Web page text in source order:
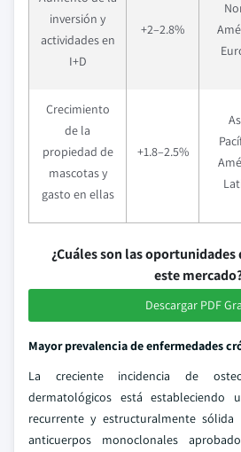
inversión y
actividades en
I+D
+2–2.8%
Crecimiento
de la
propiedad de
mascotas y
gasto en ellas
+1.8–2.5%
¿Cuáles son las
este
Descargar PDF
Mayor prevalencia de enfermedades
La creciente incidencia de
dermatológicos está estableciendo
recurrente y estructuralmente
anticuerpos monoclonales